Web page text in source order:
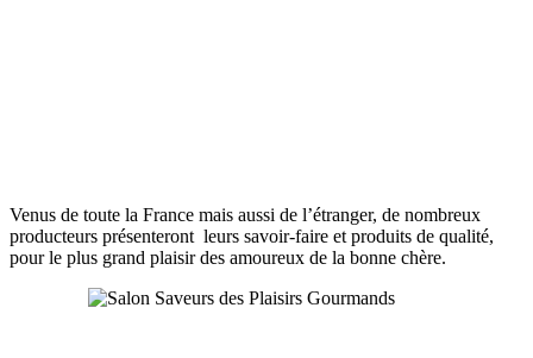
Venus de toute la France mais aussi de l’étranger, de nombreux
producteurs présenteront leurs savoir-faire et produits de qualité,
pour le plus grand plaisir des amoureux de la bonne chère.